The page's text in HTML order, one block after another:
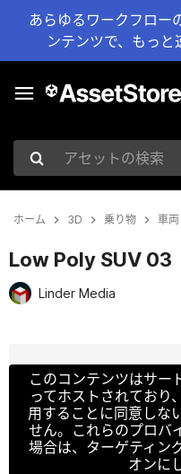
あらゆるワークフロー
ンテンツで、もっ
アセットの検索
ホーム 3D 乗り物 車両
Low Poly SUV 03
Linder Media
このコンテンツはサー
ってホストされており
用することに同意しな
せん。これらのプロバ
場合は、ターゲティン
オンに